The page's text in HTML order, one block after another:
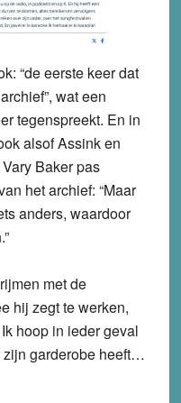
“de eerste keer dat
wat een
tegenspreekt. En in
alsof Assink en
Baker pas
het archief: “Maar
anders, waardoor
met de
hij zegt te werken,
hoop in ieder geval
garderobe heeft…